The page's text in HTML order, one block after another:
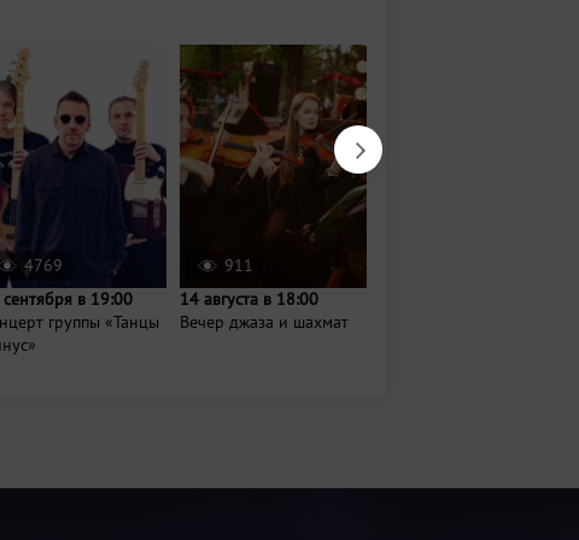
4769
в 19:00
группы «Танцы
911
14 августа в 18:00
Вечер джаза и шахмат